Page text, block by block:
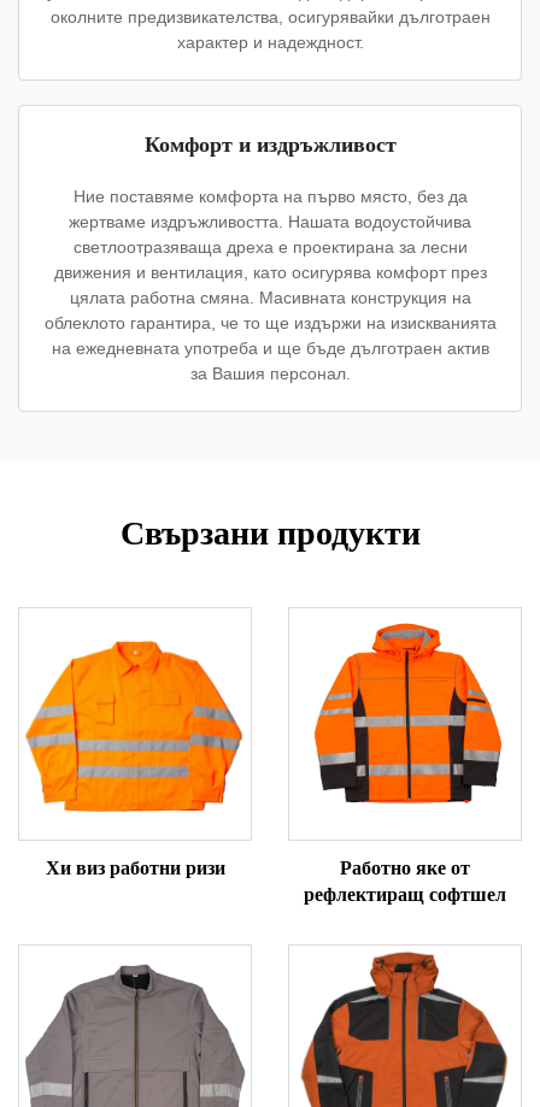
околните предизвикателства, осигурявайки дълготраен
характер и надеждност.
Комфорт и издръжливост
Ние поставяме комфорта на първо място, без да
жертваме издръжливостта. Нашата водоустойчива
светлоотразяваща дреха е проектирана за лесни
движения и вентилация, като осигурява комфорт през
цялата работна смяна. Масивната конструкция на
облеклото гарантира, че то ще издържи на изискванията
на ежедневната употреба и ще бъде дълготраен актив
за Вашия персонал.
Свързани продукти
Хи виз работни ризи
Работно яке от
рефлектиращ софтшел